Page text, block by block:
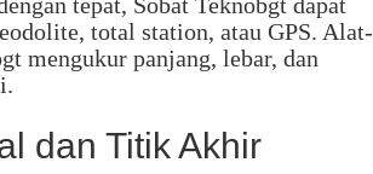
total station, atau GPS. Alat-
mengukur panjang, lebar, dan
dan Titik Akhir